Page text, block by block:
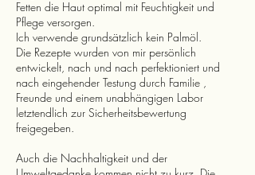
Fetten die Haut optimal mit Feuchtigkeit und
Pflege versorgen.
Ich verwende grundsätzlich kein Palmöl.
Die Rezepte wurden von mir persönlich
entwickelt, nach und nach perfektioniert und
nach eingehender Testung durch Familie ,
Freunde und einem unabhängigen Labor
letztendlich zur Sicherheitsbewertung
freigegeben.
Auch die Nachhaltigkeit und der